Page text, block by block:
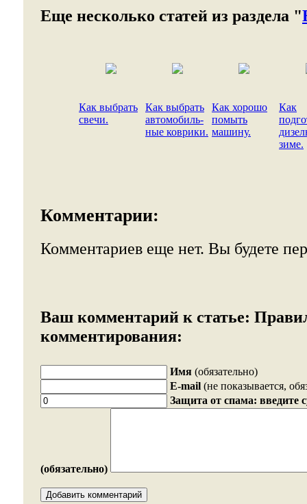
Еще несколько статей из раздела "
Как выбрать
свечи.
Как выбрать
автомобиль-
ные коврики.
Как хорошо
помыть
машину.
Как
зиме.
Комментарии:
Комментариев еще нет. Вы будете
Ваш комментарий к статье:
комментирования:
Имя (обязательно)
E-mail (не показывается,
Защита от спама: введите
(обязательно)